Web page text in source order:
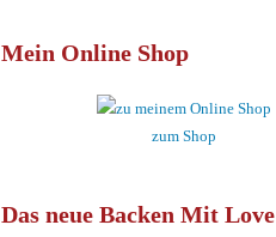
Mein Online Shop
zum Shop
Das neue Backen Mit Love